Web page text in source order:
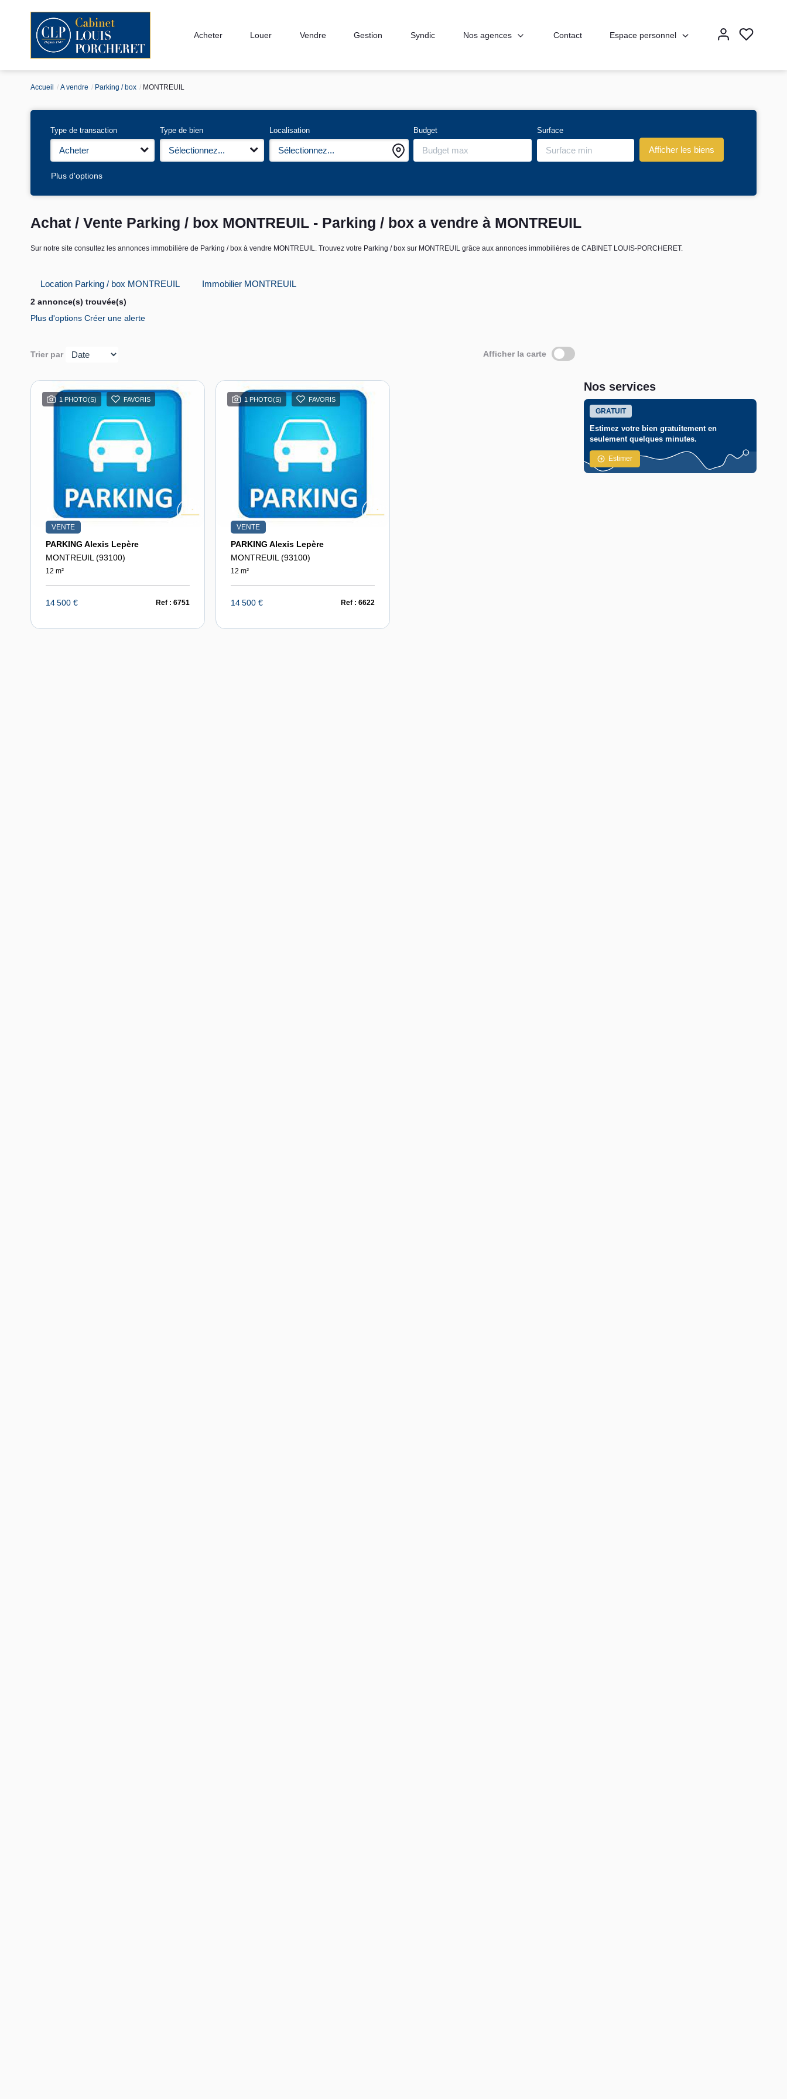
Acheter Louer Vendre Gestion Syndic Nos agences Contact Espace personnel
Accueil A vendre Parking / box MONTREUIL
Type de transaction
Acheter
Type de bien
Sélectionnez...
Localisation
Sélectionnez...
Budget Surface
Plus d'options
Achat / Vente Parking / box MONTREUIL - Parking / box a vendre à MONTREUIL
Sur notre site consultez les annonces immobilière de Parking / box à vendre MONTREUIL. Trouvez votre Parking / box sur MONTREUIL grâce aux annonces immobilières de CABINET LOUIS-PORCHERET.
Location Parking / box MONTREUIL Immobilier MONTREUIL
2 annonce(s) trouvée(s)
Plus d'options Créer une alerte
Trier par Afficher la carte
1 PHOTO(S) FAVORIS
VENTE
PARKING Alexis Lepère
MONTREUIL (93100)
12 m²
14 500 € Ref : 6751
1 PHOTO(S) FAVORIS
VENTE
PARKING Alexis Lepère
MONTREUIL (93100)
12 m²
14 500 € Ref : 6622
Nos services
GRATUIT
Estimez votre bien gratuitement en
seulement quelques minutes.
Estimer